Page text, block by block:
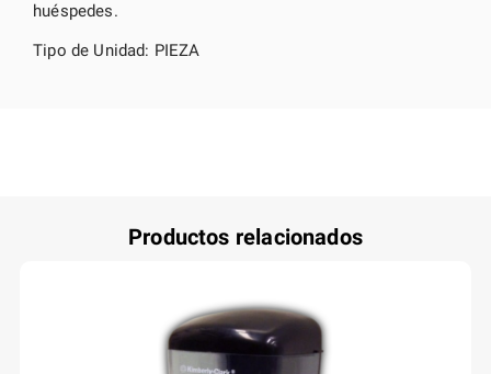
huéspedes.
Tipo de Unidad: PIEZA
Productos relacionados